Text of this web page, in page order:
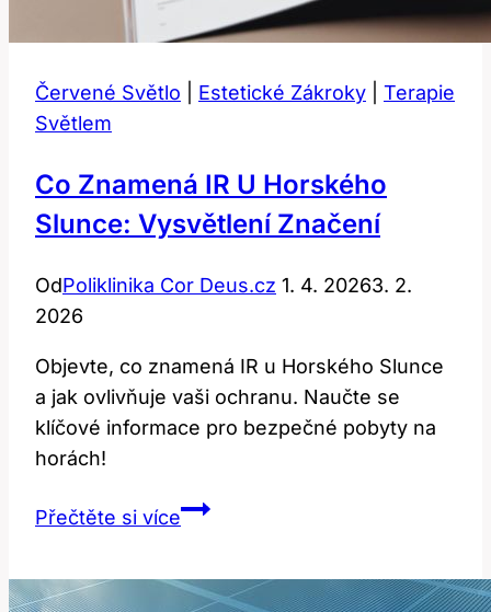
Červené Světlo Estetické Zákroky
Terapie
Světlem
Co Znamená IR U Horského
Slunce: Vysvětlení Značení
OdPoliklinika Cor Deus.cz 1. 4. 20263. 2.
2026
Objevte, co znamená IR u Horského Slunce
a jak ovlivňuje vaši ochranu. Naučte se
klíčové informace pro bezpečné pobyty na
horách!
Přečtěte si víceCo
u